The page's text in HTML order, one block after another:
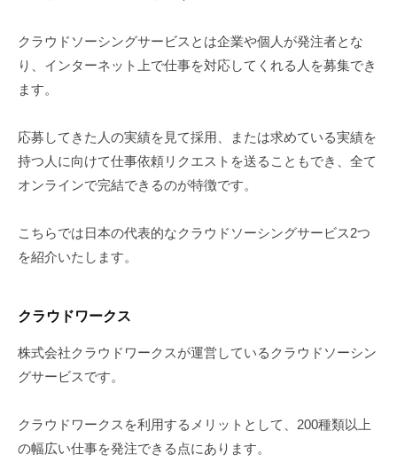
クラウドソーシングサービスとは企業や個人が発注者とな
り、インターネット上で仕事を対応してくれる人を募集でき
ます。
応募してきた人の実績を見て採用、または求めている実績を
持つ人に向けて仕事依頼リクエストを送ることもでき、全て
オンラインで完結できるのが特徴です。
こちらでは日本の代表的なクラウドソーシングサービス2つ
を紹介いたします。
クラウドワークス
株式会社クラウドワークスが運営しているクラウドソーシン
グサービスです。
クラウドワークスを利用するメリットとして、200種類以上
の幅広い仕事を発注できる点にあります。